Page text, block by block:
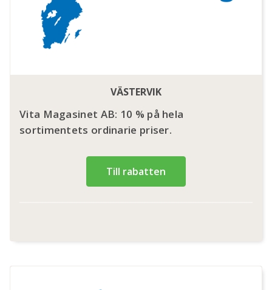
VÄSTERVIK
Vita Magasinet AB: 10 % på hela
sortimentets ordinarie priser.
Till rabatten